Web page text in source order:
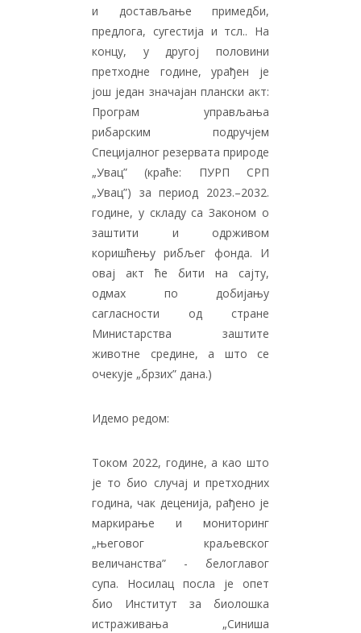
и достављање примедби,
предлога, сугестија и тсл.. На
концу, у другој половини
претходне године, урађен је
још један значајан плански акт:
Програм управљања
рибарским подручјем
Специјалног резервата природе
„Увац” (краће: ПУРП СРП
„Увац”) за период 2023.–2032.
године, у складу са Законом о
заштити и одрживом
коришћењу рибљег фонда. И
овај акт ће бити на сајту,
одмах по добијању
сагласности од стране
Министарства заштите
животне средине, а што се
очекује „брзих” дана.)
Идемо редом:
Током 2022, године, а као што
је то био случај и претходних
година, чак деценија, рађено је
маркирање и мониторинг
„његовог краљевског
величанства” - белоглавог
супа. Носилац посла је опет
био Институт за биолошка
истраживања „Синиша